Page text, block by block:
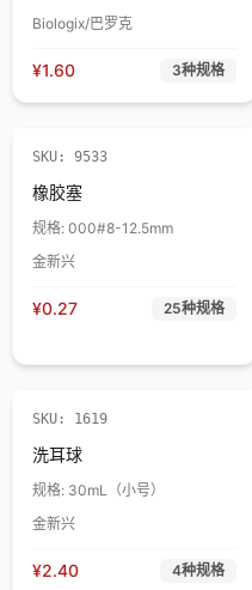
Biologix/巴罗克
¥1.60 3种规格
SKU: 9533
橡胶塞
规格: 000#8-12.5mm
金新兴
¥0.27 25种规格
SKU: 1619
洗耳球
规格: 30mL（小号）
金新兴
¥2.40 4种规格